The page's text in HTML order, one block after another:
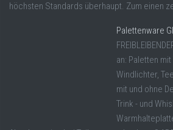
höchsten Standards überhaupt. Zum einen
Palettenware
an: Paletten
Windlichter,
mit und ohne
Trink - und